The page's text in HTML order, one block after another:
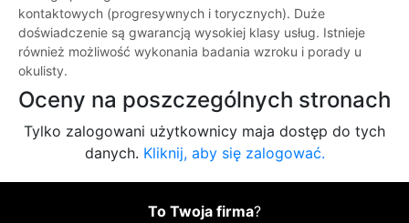
kontaktowych (progresywnych i torycznych). Duże
doświadczenie są gwarancją wysokiej klasy usług. Istnieje
również możliwość wykonania badania wzroku i porady u
okulisty.
Oceny na poszczególnych stronach
Tylko zalogowani użytkownicy maja dostęp do tych
danych. Kliknij, aby się zalogować.
To Twoja firma?